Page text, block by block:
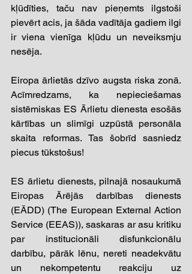
kļūdīties, taču nav pieņemts ilgstoši
pievērt acis, ja šāda vadītāja gadiem ilgi
ir viena vienīga kļūdu un neveiksmju
nesēja.
Eiropa ārlietās dzīvo augsta riska zonā.
Acīmredzams, ka nepieciešamas
sistēmiskas ES Ārlietu dienesta esošās
kārtības un slimīgi uzpūstā personāla
skaita reformas. Tas šobrīd sasniedz
piecus tūkstošus!
ES ārlietu dienests, pilnajā nosaukumā
Eiropas Ārējās darbības dienests
(EĀDD) (The European External Action
Service (EEAS)), saskaras ar asu kritiku
par institucionāli disfunkcionālu
darbību, pārāk lēnu, nereti neadekvātu
un nekompetentu reakciju uz